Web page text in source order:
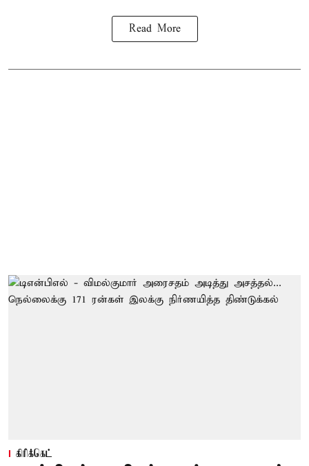
Read More
கிரிக்கெட்